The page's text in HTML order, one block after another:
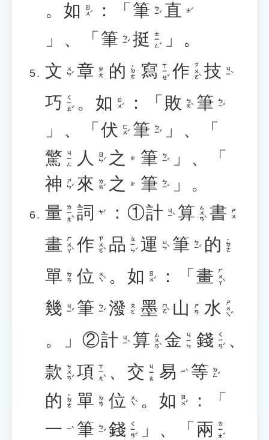
。 如 ㄖㄨˊ ：「 筆 ㄅㄧˇ 直 ㄓˊ
」、「 筆 ㄅㄧˇ 挺 ㄊㄧㄥˇ
」。
文 ㄨㄣˊ 章 ㄓㄤ 的 ˙ㄉㄜ 寫 ㄒㄧㄝˇ 作 ㄗㄨㄛˋ 技 ㄐㄧˋ
巧 ㄑㄧㄠˇ 。 如 ㄖㄨˊ ：「 敗 ㄅㄞˋ 筆 ㄅㄧˇ
」、「 伏 ㄈㄨˊ 筆 ㄅㄧˇ
」、「
驚 ㄐㄧㄥ 人 ㄖㄣˊ 之 ㄓ 筆 ㄅㄧˇ
」、「
神 ㄕㄣˊ 來 ㄌㄞˊ 之 ㄓ 筆 ㄅㄧˇ
」。
量 ㄌㄧㄤˋ 詞 ㄘˊ ：①計 ㄐㄧˋ 算 ㄙㄨㄢˋ 書 ㄕㄨ
畫 ㄏㄨㄚˋ 作 ㄗㄨㄛˋ 品 ㄆㄧㄣˇ 運 ㄩㄣˋ 筆 ㄅㄧˇ 的 ˙ㄉㄜ
單 ㄉㄢ 位 ㄨㄟˋ 。 如 ㄖㄨˊ ：「 畫 ㄏㄨㄚˋ
幾 ㄐㄧˇ 筆 ㄅㄧˇ 潑 ㄆㄛ 墨 ㄇㄛˋ 山 ㄕㄢ 水 ㄕㄨㄟˇ
。」②計 ㄐㄧˋ 算 ㄙㄨㄢˋ 金 ㄐㄧㄣ 錢 ㄑㄧㄢˊ 、
款 ㄎㄨㄢˇ 項 ㄒㄧㄤˋ 、 交 ㄐㄧㄠ 易 ㄧˋ 等 ㄉㄥˇ
的 ˙ㄉㄜ 單 ㄉㄢ 位 ㄨㄟˋ 。 如 ㄖㄨˊ
：「
一
ㄧˋ 筆 ㄅㄧˇ 錢 ㄑㄧㄢˊ 」、「 兩 ㄌㄧㄤˇ